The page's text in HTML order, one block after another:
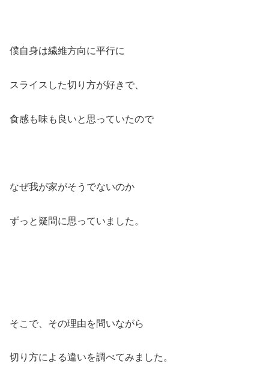
僕自身は繊維方向に平行に
スライスした切り方が好きで、
食感も味も良いと思っていたので
なぜ我が家がそうでないのか
ずっと疑問に思っていました。
そこで、その理由を問いながら
切り方による違いを調べてみました。